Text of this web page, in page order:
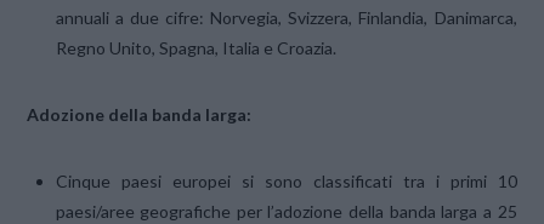
annuali a due cifre: Norvegia, Svizzera, Finlandia, Danimarca,
Regno Unito, Spagna, Italia e Croazia.
Adozione della banda larga:
Cinque paesi europei si sono classificati tra i primi 10
paesi/aree geografiche per l’adozione della banda larga a 25